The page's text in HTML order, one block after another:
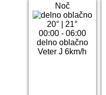
Noč
20°
21°
00:00 - 06:00
delno oblačno
Veter J 6km/h